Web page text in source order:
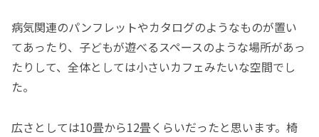
病気関連のパンフレットやカタログのようなものが置い
てあったり、子どもが遊べるスペースのような場所があっ
たりして、全体としては小さいカフェみたいな空間でし
た。
広さとしては10畳から12畳くらいだったと思います。椅